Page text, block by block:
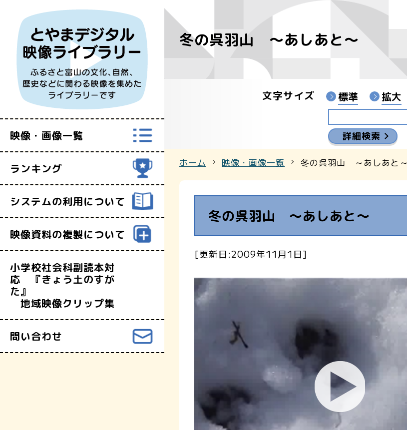
映像・画像一覧
すべての映像
富山県映像センターYouTubeチャンネル
ランキング
システムの利用について
映像資料の複製について
小学校社会科副読本対
応 『きょう土のすが
た』
地域映像クリップ集
問い合わせ
冬の呉羽山 ～あしあと～
文字サイズ 標準 拡大
詳細検索
ホーム 映像・画像一覧 冬の呉羽山 ～あしあと～
冬の呉羽山 ～あしあと～
[更新日:2009年11月1日]